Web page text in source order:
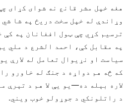
هغه خپل مشر قانع نه شوای کړای
وړاندې له خپل سخت دریځ په شا
ترسیم کړي چې ټول افغانان په کې
په مقابل کې، احمد الشرع د ملي
سیاست او نړیوال تعامل له لارې
که څه هم دواړه د جنګ له خاورو
لاره بېله ده—یو یې لا هم د تېرې
د راتلونکي د جوړولو خوب ویني.